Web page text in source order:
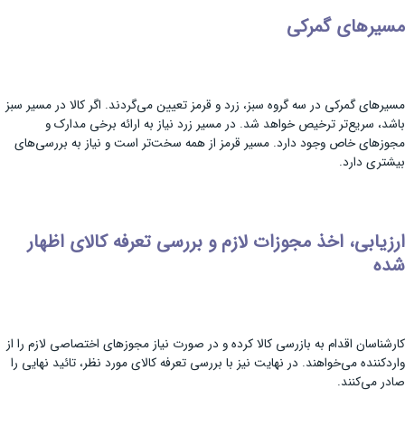
مسیرهای گمرکی
مسیرهای گمرکی در سه گروه سبز، زرد و قرمز تعیین می‌گردند. اگر کالا در مسیر سبز
باشد، سریع‌تر ترخیص خواهد شد. در مسیر زرد نیاز به ارائه برخی مدارک و
مجوزهای خاص وجود دارد. مسیر قرمز از همه سخت‌تر است و نیاز به بررسی‌های
بیشتری دارد.
ارزیابی، اخذ مجوزات لازم و بررسی تعرفه کالای اظهار
شده
کارشناسان اقدام به بازرسی کالا کرده و در صورت نیاز مجوزهای اختصاصی لازم را از
واردکننده می‌خواهند. در نهایت نیز با بررسی تعرفه کالای مورد نظر، تائید نهایی را
صادر می‌کنند.